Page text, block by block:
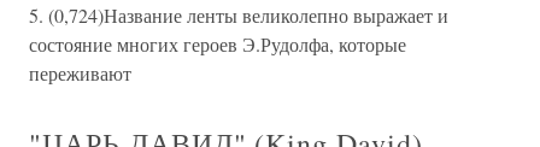
5. (0,724)Название ленты великолепно выражает и
состояние многих героев Э.Рудолфа, которые
переживают